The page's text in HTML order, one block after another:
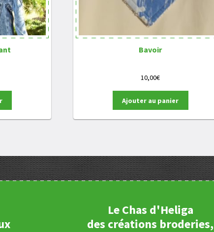
Bavoir
10,00€
Ajouter au panier
Le Chas d'Heliga
des créations broderies,